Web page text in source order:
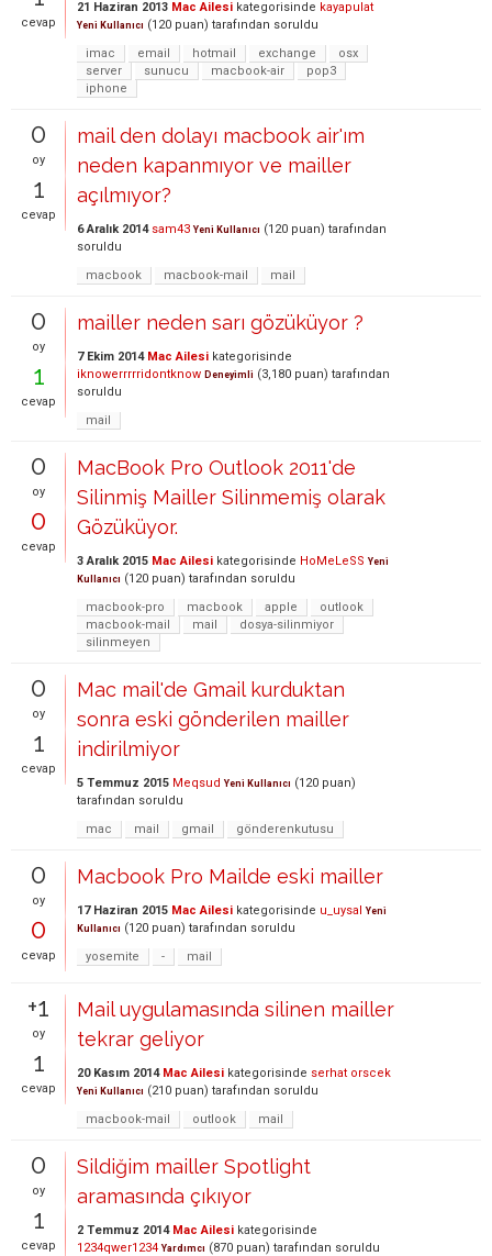
cevap
21 Haziran 2013 Mac Ailesi kategorisinde kayapulat
Yeni Kullanıcı (120 puan) tarafından soruldu
imac
email hotmail exchange
osx
server
sunucu macbook-air
pop3
iphone
0
oy
1
cevap
mail den dolayı macbook air'ım
neden kapanmıyor ve mailler
açılmıyor?
6 Aralık 2014 sam43 Yeni Kullanıcı (120 puan) tarafından
soruldu
macbook
macbook-mail mail
0
oy
1
cevap
mailler neden sarı gözüküyor ?
7 Ekim 2014 Mac Ailesi kategorisinde
iknowerrrrridontknow Deneyimli (3,180 puan) tarafından
soruldu
mail
0
oy
0
cevap
MacBook Pro Outlook 2011'de
Silinmiş Mailler Silinmemiş olarak
Gözüküyor.
3 Aralık 2015 Mac Ailesi kategorisinde HoMeLeSS Yeni
Kullanıcı (120 puan) tarafından soruldu
macbook-pro
macbook apple
outlook
macbook-mail
mail
dosya-silinmiyor
silinmeyen
0
oy
1
cevap
Mac mail'de Gmail kurduktan
sonra eski gönderilen mailler
indirilmiyor
5 Temmuz 2015 Meqsud Yeni Kullanıcı (120 puan)
tarafından soruldu
mac
mail gmail gönderenkutusu
0
oy
0
cevap
Macbook Pro Mailde eski mailler
17 Haziran 2015 Mac Ailesi kategorisinde u_uysal Yeni
Kullanıcı (120 puan) tarafından soruldu
yosemite
- mail
+1
oy
1
cevap
Mail uygulamasında silinen mailler
tekrar geliyor
20 Kasım 2014 Mac Ailesi kategorisinde serhat orscek
Yeni Kullanıcı (210 puan) tarafından soruldu
macbook-mail
outlook mail
0
oy
1
cevap
Sildiğim mailler Spotlight
aramasında çıkıyor
2 Temmuz 2014 Mac Ailesi kategorisinde
1234qwer1234 Yardımcı (870 puan) tarafından soruldu